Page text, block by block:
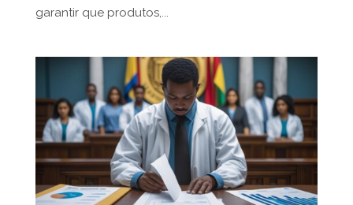
garantir que produtos,...